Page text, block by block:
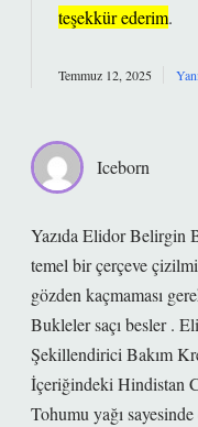
teşekkür ederim.
Temmuz 12, 2025
Iceborn
Yazıda Elidor Belirgin
temel bir çerçeve
gözden kaçmaması
Bukleler saçı besler .
Şekillendirici Bakım
İçeriğindeki Hindistan
Tohumu yağı